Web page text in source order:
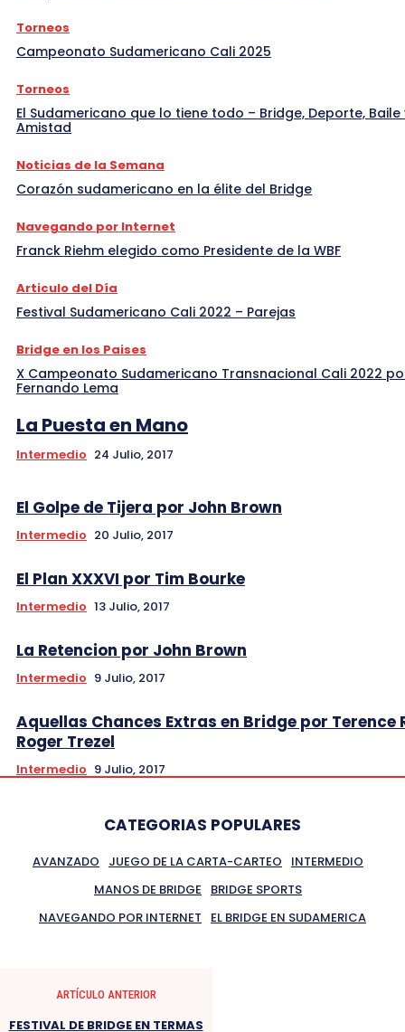
Torneos
Campeonato Sudamericano Cali 2025
Torneos
El Sudamericano que lo tiene todo – Bridge, Deporte, Baile
Amistad
Noticias de la Semana
Corazón sudamericano en la élite del Bridge
Navegando por Internet
Franck Riehm elegido como Presidente de la WBF
Articulo del Día
Festival Sudamericano Cali 2022 – Parejas
Bridge en los Paises
X Campeonato Sudamericano Transnacional Cali 2022
Fernando Lema
La Puesta en Mano
Intermedio 24 Julio, 2017
El Golpe de Tijera por John Brown
Intermedio 20 Julio, 2017
El Plan XXXVI por Tim Bourke
Intermedio 13 Julio, 2017
La Retencion por John Brown
Intermedio 9 Julio, 2017
Aquellas Chances Extras en Bridge por Terence
Roger Trezel
Intermedio 9 Julio, 2017
CATEGORIAS POPULARES
AVANZADO JUEGO DE LA CARTA-CARTEO
INTERMEDIO
MANOS DE BRIDGE
BRIDGE SPORTS
NAVEGANDO POR INTERNET
EL BRIDGE EN SUDAMERICA
ARTÍCULO ANTERIOR
FESTIVAL DE BRIDGE EN TERMAS